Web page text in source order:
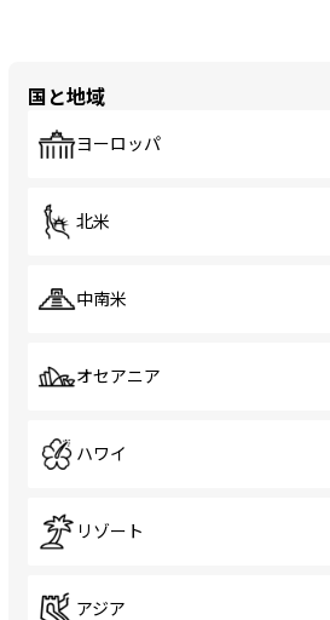
国と地域
ヨーロッパ
北米
中南米
オセアニア
ハワイ
リゾート
アジア